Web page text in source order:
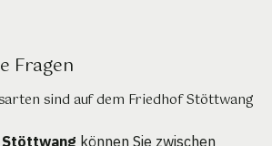
Fragen
sind auf dem Friedhof Stöttwang
können Sie zwischen